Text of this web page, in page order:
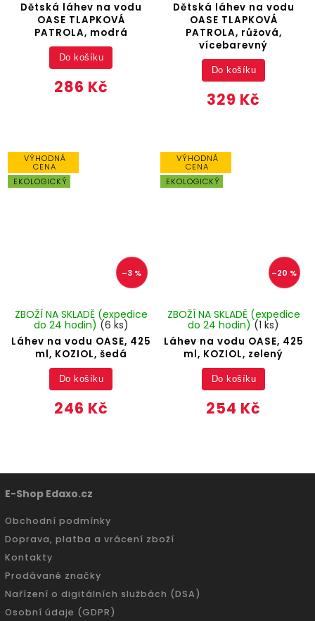
Dětská láhev na vodu
OASE TLAPKOVÁ
PATROLA, modrá
286 Kč
Do košíku
Dětská láhev na vodu
OASE TLAPKOVÁ
PATROLA, růžová,
vícebarevný
329 Kč
Do košíku
VÝHODNÁ
CENA
EKOLOGICKÝ
–3 %
Láhev na vodu OASE, 425
ml, KOZIOL, šedá
ZBOŽÍ NA SKLADĚ (expedice
do 24 hodin) (6 ks)
246 Kč
Do košíku
VÝHODNÁ
CENA
EKOLOGICKÝ
–20 %
Láhev na vodu OASE, 425
ml, KOZIOL, zelený
ZBOŽÍ NA SKLADĚ (expedice
do 24 hodin) (1 ks)
254 Kč
Do košíku
E-Shop Edaxo.cz
Obchodní podmínky
Doprava, platba a vrácení zboží
Kontakty
Prodávané značky
Nařízení o digitálních službách (DSA)
Osobní údaje (GDPR)